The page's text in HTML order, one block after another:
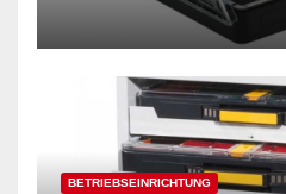
BETRIEBSEINRICHTUNG